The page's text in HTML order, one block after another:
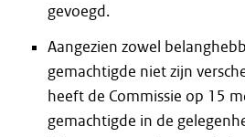
gevoegd.
Aangezien zowel
gemachtigde niet zijn
heeft de Commissie op 15
gemachtigde in de